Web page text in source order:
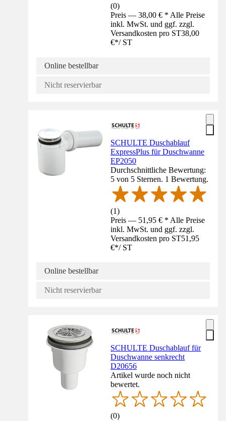
(0)
Preis — 38,00 € * Alle Preise
inkl. MwSt. und ggf. zzgl.
Versandkosten pro ST38,00
€*/ ST
Online bestellbar
Nicht reservierbar
SCHULTE Duschablauf
ExpressPlus für Duschwanne
EP2050
Durchschnittliche Bewertung:
5 von 5 Sternen. 1 Bewertung.
(1)
Preis — 51,95 € * Alle Preise
inkl. MwSt. und ggf. zzgl.
Versandkosten pro ST51,95
€*/ ST
Online bestellbar
Nicht reservierbar
SCHULTE Duschablauf für
Duschwanne senkrecht
D20656
Artikel wurde noch nicht
bewertet.
(0)